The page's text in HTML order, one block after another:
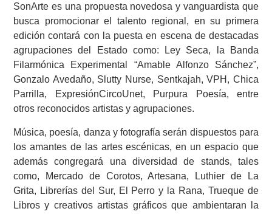
SonArte es una propuesta novedosa y vanguardista que
busca promocionar el talento regional, en su primera
edición contará con la puesta en escena de destacadas
agrupaciones del Estado como: Ley Seca, la Banda
Filarmónica Experimental “Amable Alfonzo Sánchez”,
Gonzalo Avedaño, Slutty Nurse, Sentkajah, VPH, Chica
Parrilla, ExpresiónCircoUnet, Purpura Poesía, entre
otros reconocidos artistas y agrupaciones.
Música, poesía, danza y fotografía serán dispuestos para
los amantes de las artes escénicas, en un espacio que
además congregará una diversidad de stands, tales
como, Mercado de Corotos, Artesana, Luthier de La
Grita, Librerías del Sur, El Perro y la Rana, Trueque de
Libros y creativos artistas gráficos que ambientaran la